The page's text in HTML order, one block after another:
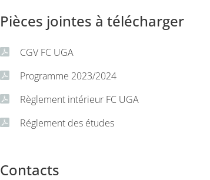
Pièces jointes à télécharger
CGV FC UGA
Programme 2023/2024
Règlement intérieur FC UGA
Réglement des études
Contacts